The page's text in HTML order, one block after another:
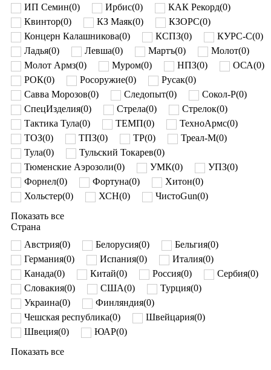
ИП Семин(0) Ирбис(0) КАК Рекорд(0)
Квинтор(0) КЗ Маяк(0) КЗОРС(0)
Концерн Калашникова(0) КСПЗ(0) КУРС-С(0)
Ладья(0) Левша(0) Мартъ(0) Молот(0)
Молот Армз(0) Муром(0) НПЗ(0) ОСА(0)
РОК(0) Росоружие(0) Русак(0)
Савва Морозов(0) Следопыт(0) Сокол-Р(0)
СпецИзделия(0) Стрела(0) Стрелок(0)
Тактика Тула(0) ТЕМП(0) ТехноАрмс(0)
ТОЗ(0) ТПЗ(0) ТР(0) Треал-М(0)
Тула(0) Тульский Токарев(0)
Тюменские Аэрозоли(0) УМК(0) УПЗ(0)
Форнел(0) Фортуна(0) Хитон(0)
Хольстер(0) ХСН(0) ЧистоGun(0)
Показать все
Страна
Австрия(0) Белорусия(0) Бельгия(0)
Германия(0) Испания(0) Италия(0)
Канада(0) Китай(0) Россия(0) Сербия(0)
Словакия(0) США(0) Турция(0)
Украина(0) Финляндия(0)
Чешская республика(0) Швейцария(0)
Швеция(0) ЮАР(0)
Показать все